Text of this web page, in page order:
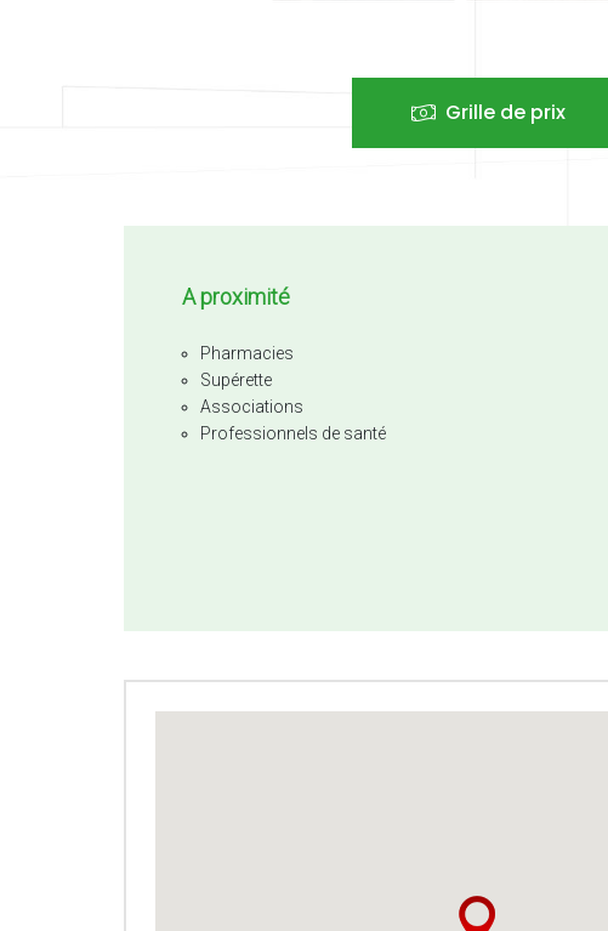
Grille de prix
A proximité
Pharmacies
Supérette
Associations
Professionnels de santé